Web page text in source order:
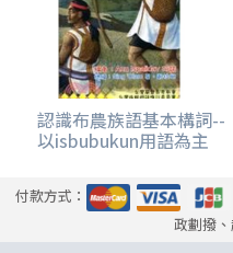
認識布農族語基本構詞--
以isbubukun用語為主
付款方式：
政劃撥